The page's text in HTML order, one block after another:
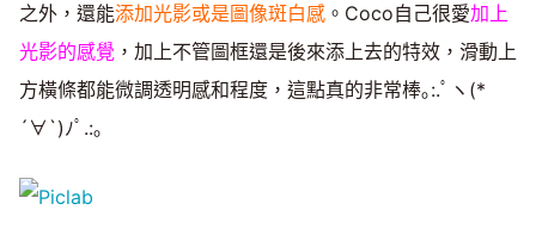
之外，還能添加光影或是圖像斑白感 。Coco自己很愛加上
光影的感覺 ，加上不管圖框還是後來添上去的特效，滑動上
方橫條都能微調透明感和程度，這點真的非常棒｡:.ﾟヽ(*
´∀`)ﾉﾟ.:｡